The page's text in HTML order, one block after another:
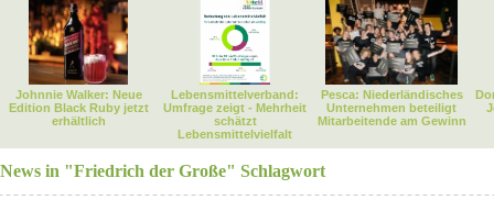
Johnnie Walker: Neue
Edition Black Ruby jetzt
erhältlich
Lebensmittelverband:
Umfrage zeigt - Mehrheit
schätzt
Lebensmittelvielfalt
Pesca: Niederländisches
Unternehmen beteiligt
Mitarbeitende am Gewinn
News in "Friedrich der Große" Schlagwort